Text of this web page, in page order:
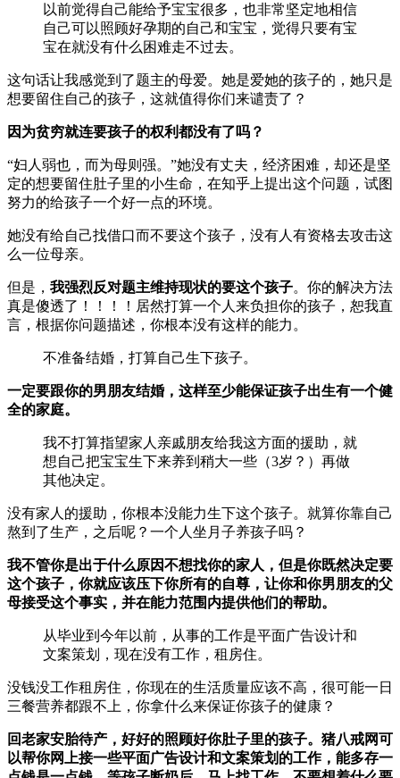
以前觉得自己能给予宝宝很多，也非常坚定地相信
自己可以照顾好孕期的自己和宝宝，觉得只要有宝
宝在就没有什么困难走不过去。
这句话让我感觉到了题主的母爱。她是爱她的孩子的，她只是
想要留住自己的孩子，这就值得你们来谴责了？
因为贫穷就连要孩子的权利都没有了吗？
“妇人弱也，而为母则强。”她没有丈夫，经济困难，却还是坚
定的想要留住肚子里的小生命，在知乎上提出这个问题，试图
努力的给孩子一个好一点的环境。
她没有给自己找借口而不要这个孩子，没有人有资格去攻击这
么一位母亲。
但是， 我强烈反对题主维持现状的要这个孩子。你的解决方法
真是傻透了！！！！居然打算一个人来负担你的孩子，恕我直
言，根据你问题描述，你根本没有这样的能力。
不准备结婚，打算自己生下孩子。
一定要跟你的男朋友结婚，这样至少能保证孩子出生有一个健
全的家庭。
我不打算指望家人亲戚朋友给我这方面的援助，就
想自己把宝宝生下来养到稍大一些（3岁？）再做
其他决定。
没有家人的援助，你根本没能力生下这个孩子。就算你靠自己
熬到了生产，之后呢？一个人坐月子养孩子吗？
我不管你是出于什么原因不想找你的家人，但是你既然决定要
这个孩子，你就应该压下你所有的自尊，让你和你男朋友的父
母接受这个事实，并在能力范围内提供他们的帮助。
从毕业到今年以前，从事的工作是平面广告设计和
文案策划，现在没有工作，租房住。
没钱没工作租房住，你现在的生活质量应该不高，很可能一日
三餐营养都跟不上，你拿什么来保证你孩子的健康？
回老家安胎待产，好好的照顾好你肚子里的孩子。猪八戒网可
以帮你网上接一些平面广告设计和文案策划的工作，能多存一